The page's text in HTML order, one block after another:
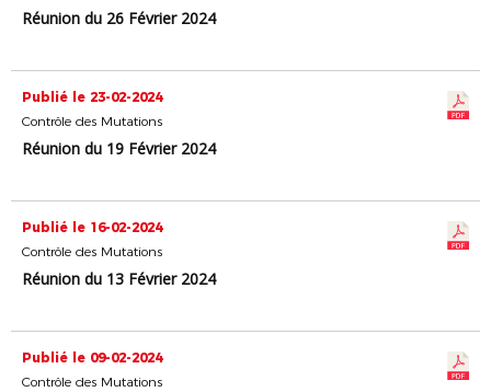
Réunion du 26 Février 2024
Publié le 23-02-2024
Contrôle des Mutations
Réunion du 19 Février 2024
Publié le 16-02-2024
Contrôle des Mutations
Réunion du 13 Février 2024
Publié le 09-02-2024
Contrôle des Mutations